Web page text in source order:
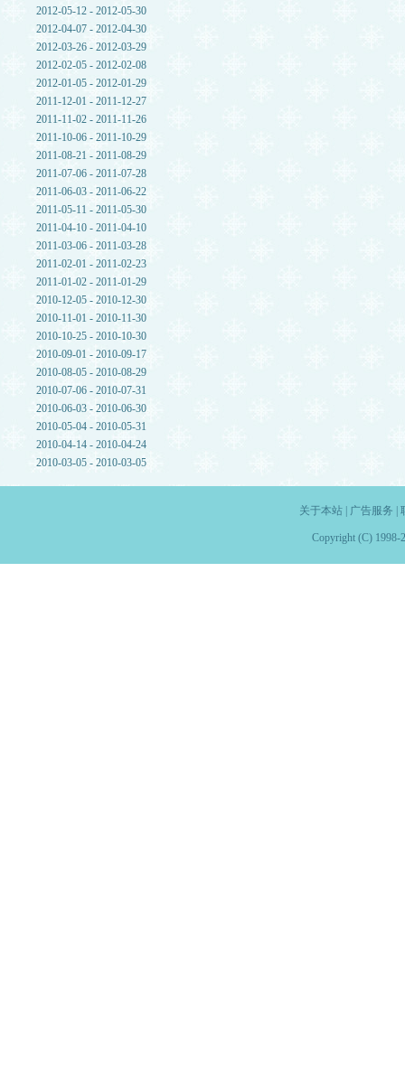
2012-05-12 - 2012-05-30
2012-04-07 - 2012-04-30
2012-03-26 - 2012-03-29
2012-02-05 - 2012-02-08
2012-01-05 - 2012-01-29
2011-12-01 - 2011-12-27
2011-11-02 - 2011-11-26
2011-10-06 - 2011-10-29
2011-08-21 - 2011-08-29
2011-07-06 - 2011-07-28
2011-06-03 - 2011-06-22
2011-05-11 - 2011-05-30
2011-04-10 - 2011-04-10
2011-03-06 - 2011-03-28
2011-02-01 - 2011-02-23
2011-01-02 - 2011-01-29
2010-12-05 - 2010-12-30
2010-11-01 - 2010-11-30
2010-10-25 - 2010-10-30
2010-09-01 - 2010-09-17
2010-08-05 - 2010-08-29
2010-07-06 - 2010-07-31
2010-06-03 - 2010-06-30
2010-05-04 - 2010-05-31
2010-04-14 - 2010-04-24
2010-03-05 - 2010-03-05
关于本站| 广告服务
Copyright (C) 1998-